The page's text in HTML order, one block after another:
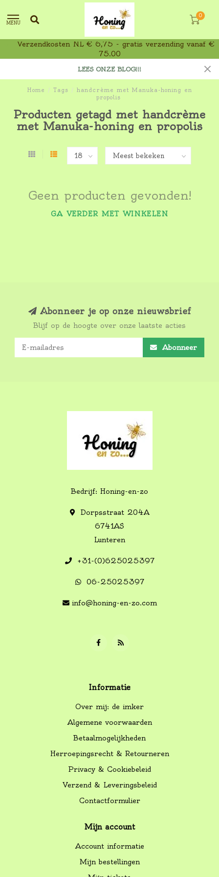
MENU
0
Verzendkosten NL € 6,75 - gratis verzending vanaf €
75,00
LEES ONZE BLOG!!!
Home / Tags / handcrème met Manuka-honing en
propolis
Producten getagd met handcrème
met Manuka-honing en propolis
Geen producten gevonden!
GA VERDER MET WINKELEN
Abonneer je op onze nieuwsbrief
Blijf op de hoogte over onze laatste acties
Abonneer
Bedrijf: Honing-en-zo
Dorpsstraat 204A
6741AS
Lunteren
+31-(0)625025397
06-25025397
info@honing-en-zo.com
Informatie
Over mij: de imker
Algemene voorwaarden
Betaalmogelijkheden
Herroepingsrecht & Retourneren
Privacy & Cookiebeleid
Verzend & Leveringsbeleid
Contactformulier
Mijn account
Account informatie
Mijn bestellingen